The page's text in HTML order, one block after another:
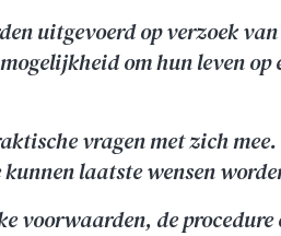
uitgevoerd op verzoek
om hun leven op
vragen met zich
laatste wensen
voorwaarden, de procedure